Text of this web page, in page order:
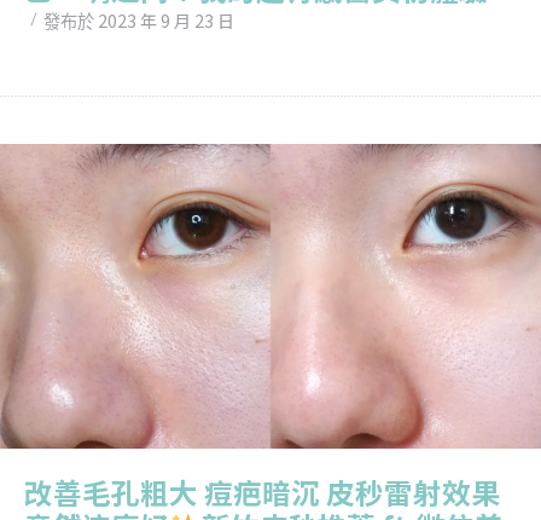
發布於 2023 年 9 月 23 日
改善毛孔粗大 痘疤暗沉 皮秒雷射效果